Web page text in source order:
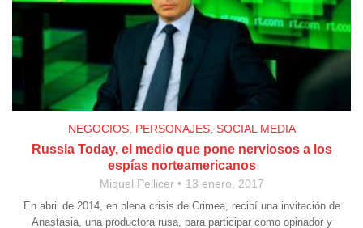
NEGOCIOS, PERSONAJES, SOCIAL MEDIA
Russia Today, el medio que pone nerviosos a los
espías norteamericanos
Miquel Pellicer 13 enero, 2017
En abril de 2014, en plena crisis de Crimea, recibí una invitación de
Anastasia, una productora rusa, para participar como opinador y